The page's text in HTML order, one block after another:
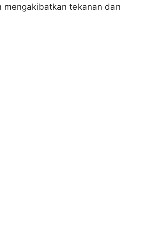
mengakibatkan tekanan dan